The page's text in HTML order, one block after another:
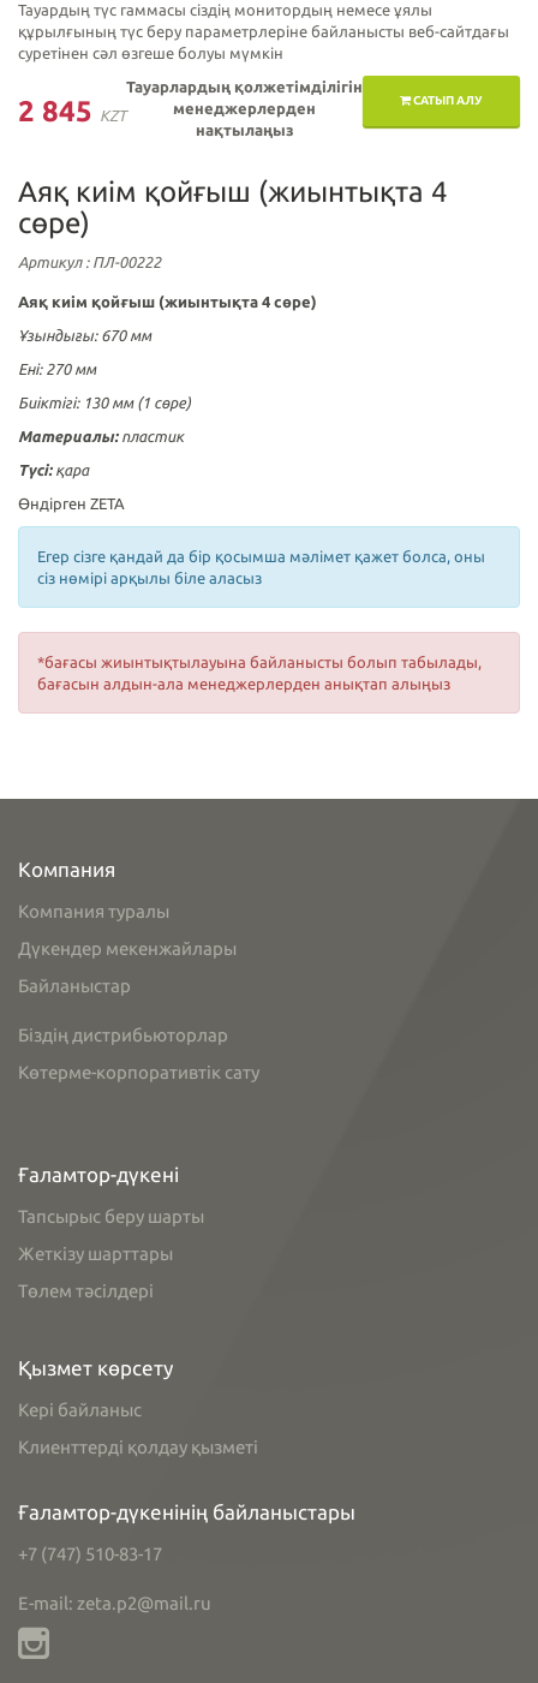
Тауардың түс гаммасы сіздің монитордың немесе ұялы
құрылғының түс беру параметрлеріне байланысты веб-сайтдағы
суретінен сәл өзгеше болуы мүмкін
2 845 KZT
САТЫП АЛУ
Тауарлардың қолжетімділігін
менеджерлерден
нақтылаңыз
Аяқ киім қойғыш (жиынтықта 4
сөре)
Артикул: ПЛ-00222
Аяқ киім қойғыш (жиынтықта 4 сөре)
Ұзындығы: 670 мм
Ені: 270 мм
Биіктігі: 130 мм (1 сөре)
Материалы: пластик
Түсі: қара
Өндірген ZETA
Егер сізге қандай да бір қосымша мәлімет қажет болса, оны
сіз нөмірі арқылы біле аласыз
*бағасы жиынтықтылауына байланысты болып табылады,
бағасын алдын-ала менеджерлерден анықтап алыңыз
Компания
Компания туралы
Дүкендер мекенжайлары
Байланыстар
Біздің дистрибьюторлар
Көтерме-корпоративтік сату
Ғаламтор-дүкені
Тапсырыс беру шарты
Жеткізу шарттары
Төлем тәсілдері
Қызмет көрсету
Кері байланыс
Клиенттерді қолдау қызметі
Ғаламтор-дүкенінің байланыстары
+7 (747) 510-83-17
E-mail: zeta.p2@mail.ru